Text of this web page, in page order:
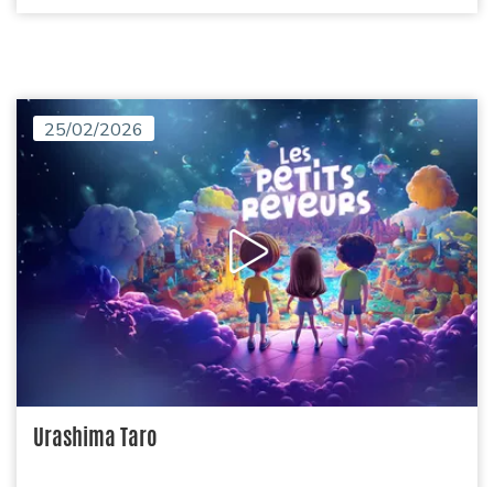
25/02/2026
Urashima Taro